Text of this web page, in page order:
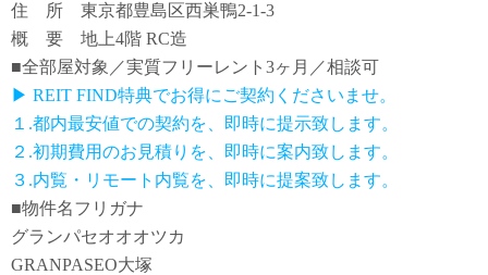
住 所 東京都豊島区西巣鴨2-1-3
概 要 地上4階 RC造
■全部屋対象／実質フリーレント3ヶ月／相談可
▶ REIT FIND特典でお得にご契約くださいませ。
１.都内最安値での契約を、即時に提示致します。
２.初期費用のお見積りを、即時に案内致します。
３.内覧・リモート内覧を、即時に提案致します。
■物件名フリガナ
グランパセオオオツカ
GRANPASEO大塚